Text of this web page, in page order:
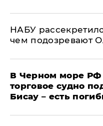
НАБУ
чем подозревают
В Черном море РФ
торговое судно
Бисау – есть